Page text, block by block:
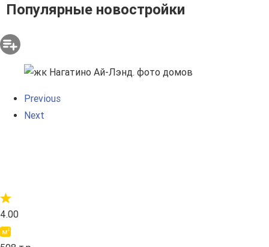
Популярные новостройки
Previous
Next
4.00